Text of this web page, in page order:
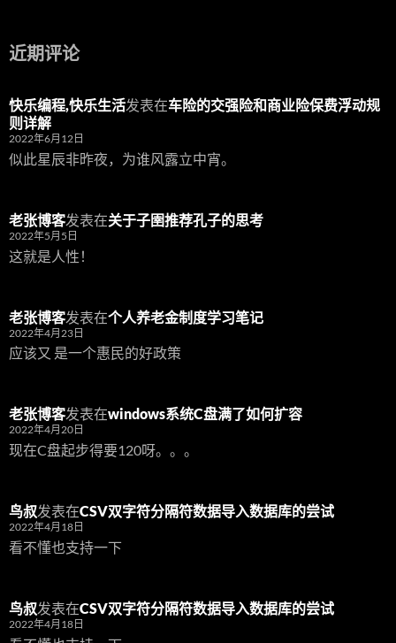
近期评论
快乐编程,快乐生活发表在车险的交强险和商业险保费浮动规
则详解
2022年6月12日
似此星辰非昨夜，为谁风露立中宵。
老张博客发表在关于子圉推荐孔子的思考
2022年5月5日
这就是人性！
老张博客发表在个人养老金制度学习笔记
2022年4月23日
应该又 是一个惠民的好政策
老张博客发表在windows系统C盘满了如何扩容
2022年4月20日
现在C盘起步得要120呀。。。
鸟叔发表在CSV双字符分隔符数据导入数据库的尝试
2022年4月18日
看不懂也支持一下
鸟叔发表在CSV双字符分隔符数据导入数据库的尝试
2022年4月18日